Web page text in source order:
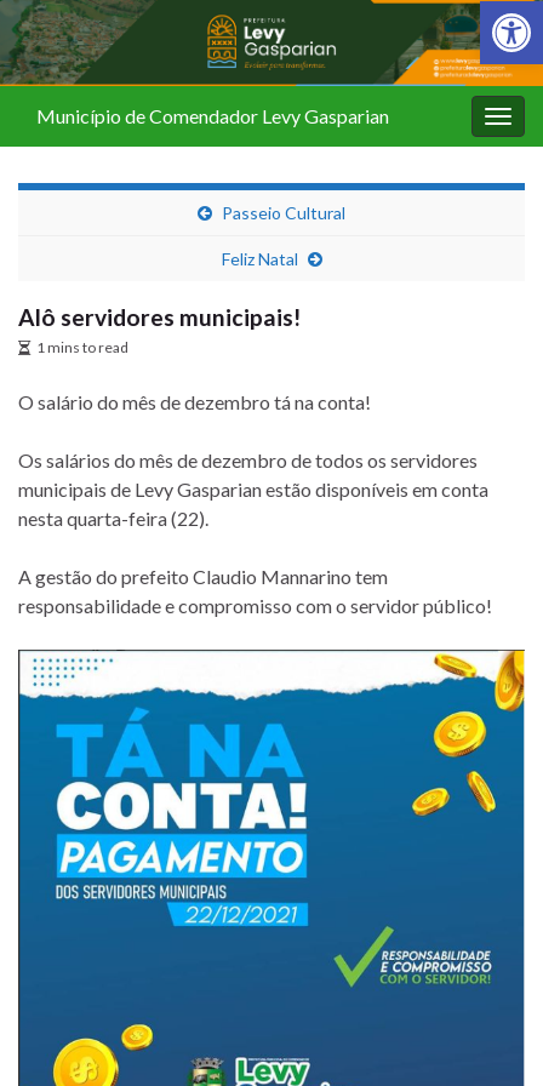
Barra de
Município de Comendador Levy Gasparian
Passeio Cultural
Feliz Natal
Alô servidores municipais!
1 mins to read
O salário do mês de dezembro tá na conta!
Os salários do mês de dezembro de todos os servidores
municipais de Levy Gasparian estão disponíveis em conta
nesta quarta-feira (22).
A gestão do prefeito Claudio Mannarino tem
responsabilidade e compromisso com o servidor público!